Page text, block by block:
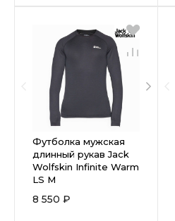
Футболка мужская
длинный рукав Jack
Wolfskin Infinite Warm
LS M
8 550 ₽